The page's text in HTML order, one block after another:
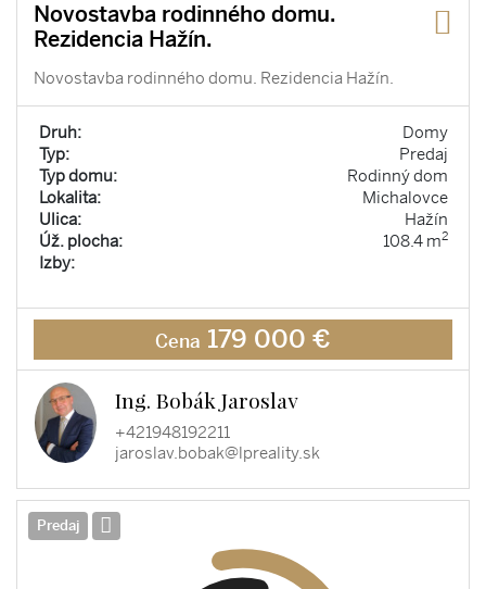
Novostavba rodinného domu.
Rezidencia Hažín.
Novostavba rodinného domu. Rezidencia Hažín.
Druh:
Domy
Typ:
Predaj
Typ domu:
Rodinný dom
Lokalita:
Michalovce
Ulica:
Hažín
Úž. plocha:
108.4 m2
Izby:
Cena 179 000 €
Ing. Bobák Jaroslav
+421948192211
jaroslav.bobak@lpreality.sk
Predaj